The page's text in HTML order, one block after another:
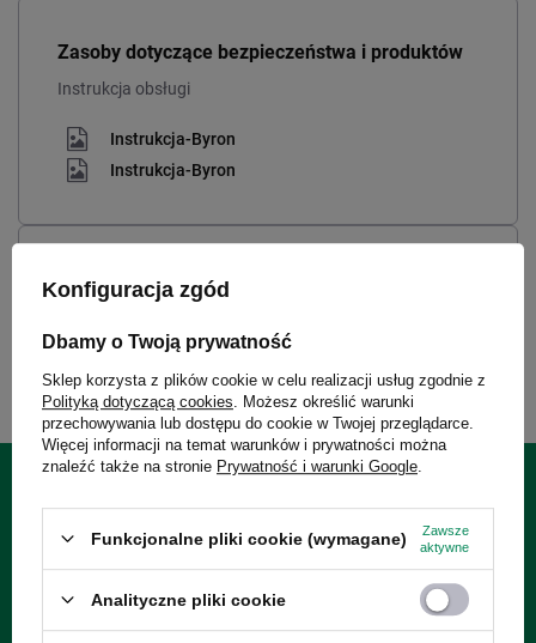
Zasoby dotyczące bezpieczeństwa i produktów
Instrukcja obsługi
Instrukcja-Byron
Instrukcja-Byron
SnapSeal
24 miesiące gwarancji
zakupu do reklamacji.
Konfiguracja zgód
Dbamy o Twoją prywatność
Sklep korzysta z plików cookie w celu realizacji usług zgodnie z
Polityką dotyczącą cookies . Możesz określić warunki
przechowywania lub dostępu do cookie w Twojej przeglądarce.
Więcej informacji na temat warunków i prywatności można
znaleźć także na stronie Prywatność i warunki Google
Funkcjonalne pliki cookie (wymagane)
Zawsze
aktywne
Analityczne pliki cookie